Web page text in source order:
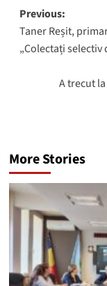
Post
Previous:
Taner Reșit,
„Colectați
A trecut
More Stories